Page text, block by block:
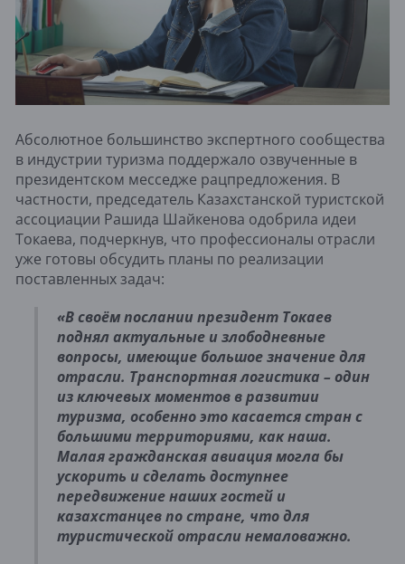
Абсолютное большинство экспертного сообщества
в индустрии туризма поддержало озвученные в
президентском месседже рацпредложения. В
частности, председатель Казахстанской туристской
ассоциации Рашида Шайкенова одобрила идеи
Токаева, подчеркнув, что профессионалы отрасли
уже готовы обсудить планы по реализации
поставленных задач:
«В своём послании президент Токаев
поднял актуальные и злободневные
вопросы, имеющие большое значение для
отрасли. Транспортная логистика – один
из ключевых моментов в развитии
туризма, особенно это касается стран с
большими территориями, как наша.
Малая гражданская авиация могла бы
ускорить и сделать доступнее
передвижение наших гостей и
казахстанцев по стране, что для
туристической отрасли немаловажно.